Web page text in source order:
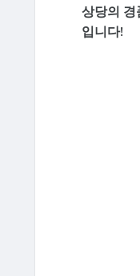
상당의 경
입니다!